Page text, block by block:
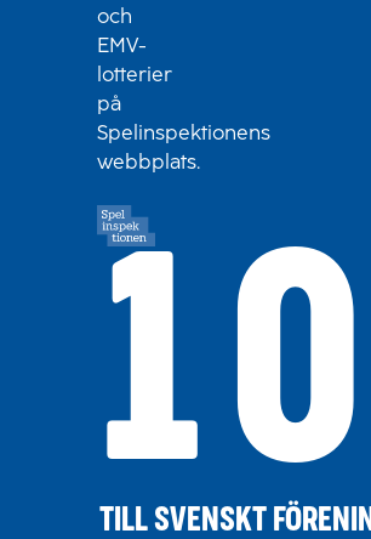
och
EMV-
lotterier
på
Spelinspektionens
webbplats.
TILL SVENSKT